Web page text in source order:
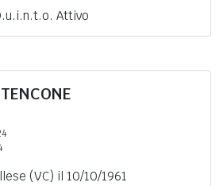
Attivo
TENCONE
(VC) il 10/10/1961